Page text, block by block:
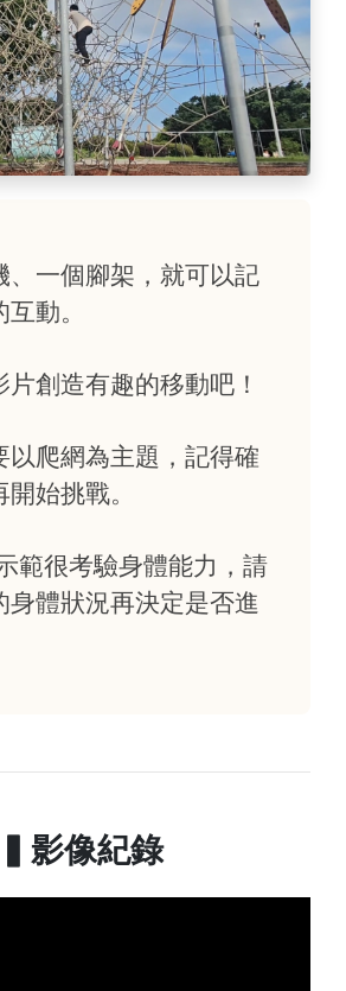
、一個腳架，就可以記
動。
創造有趣的移動吧！
以爬網為主題，記得確
始挑戰。
範很考驗身體能力，請
身體狀況再決定是否進
▍影像紀錄